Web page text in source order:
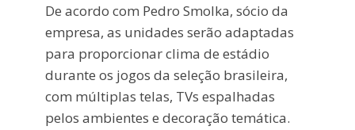
De acordo com Pedro Smolka, sócio da
empresa, as unidades serão adaptadas
para proporcionar clima de estádio
durante os jogos da seleção brasileira,
com múltiplas telas, TVs espalhadas
pelos ambientes e decoração temática.